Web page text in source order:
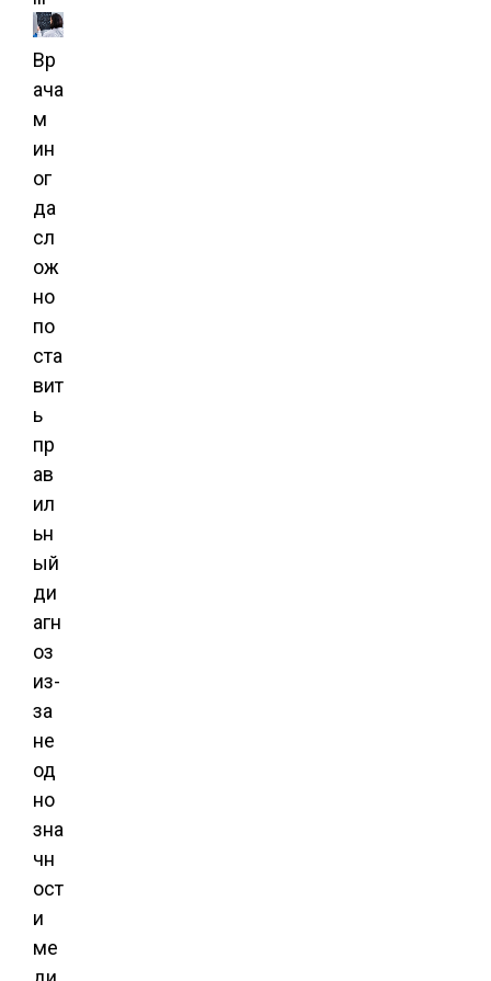
Вр
ача
м
ин
ог
да
сл
ож
но
по
ста
вит
ь
пр
ав
ил
ьн
ый
ди
агн
оз
из-
за
не
од
но
зна
чн
ост
и
ме